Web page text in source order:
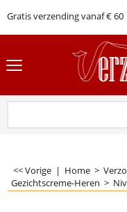
Gratis verzending vanaf € 60
<< Vorige | Home >
Gezichtscreme-Heren >